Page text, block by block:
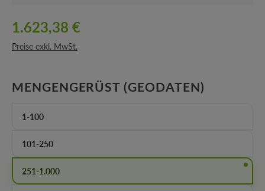
1.623,38 €
Preise exkl. MwSt.
MENGENGERÜST (GEODATEN)
1-100
101-250
251-1.000